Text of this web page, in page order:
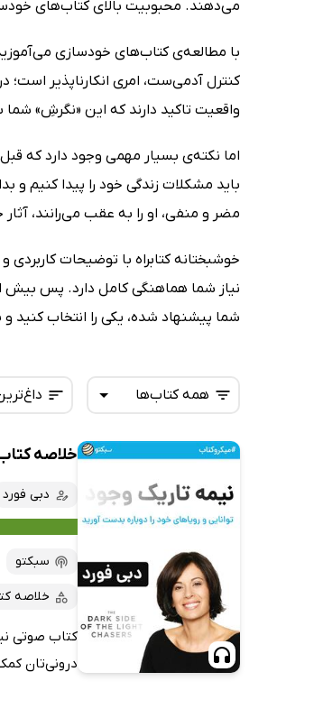
می‌دهند. محبوبیت بالای کتاب‌های
با مطالعه‌ی کتاب‌های خودسازی
کنترل‌ آدمی‌ست، امری انکارناپذیر است؛
واقعیت تاکید دارند که این «نگرشِ»
اما نکته‌ی بسیار مهمی وجود دارد که
باید مشکلات زندگی خود را پیدا کنیم و
مضر و منفی، او را به عقب می‌رانند،
خوشبختانه کتابراه با توضیحات
شما پیشنهاد شده، یکی را انتخاب کنید
تازه‌ها
داغ‌ترین‌ها
پربحث‌ها
ارزان
همه کتاب‌ها
همه کتاب‌ها
کتاب‌های صوتی
کتاب‌های متنی
خلاصه
دبی فورد
سبکتو
خلاصه
کتاب صوتی
درونی‌تان